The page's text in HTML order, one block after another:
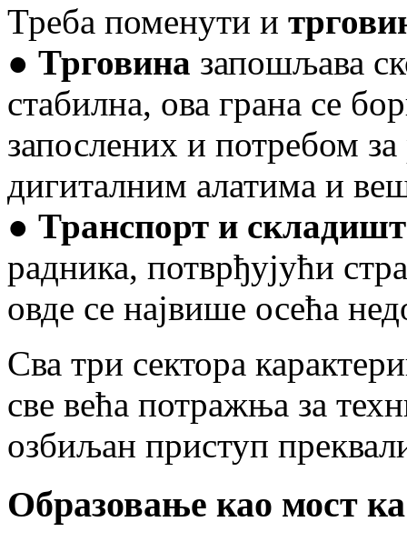
Треба поменути и
● Трговина запошљава
стабилна, ова грана се
запослених и потребом
дигиталним алатима и
● Транспорт и
радника, потврђујући
овде се највише осећа
Сва три сектора
све већа потражња за
озбиљан приступ
Образовање као мост